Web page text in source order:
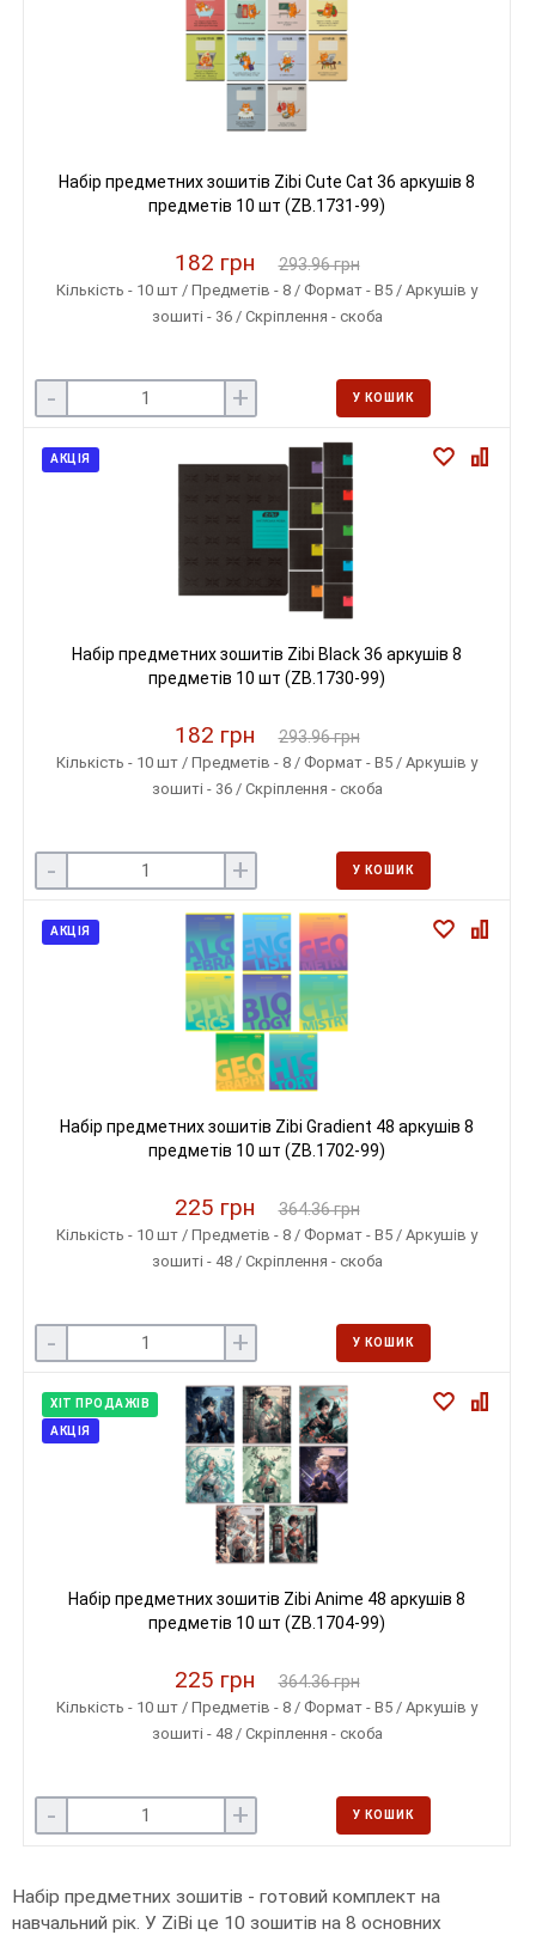
Набір предметних зошитів Zibi Cute Cat 36 аркушів 8
предметів 10 шт (ZB.1731-99)
182 грн 293.96 грн
Кількість - 10 шт / Предметів - 8 / Формат - B5 / Аркушів у
зошиті - 36 / Скріплення - скоба
- + У КОШИК
АКЦІЯ
Набір предметних зошитів Zibi Black 36 аркушів 8
предметів 10 шт (ZB.1730-99)
182 грн 293.96 грн
Кількість - 10 шт / Предметів - 8 / Формат - B5 / Аркушів у
зошиті - 36 / Скріплення - скоба
- + У КОШИК
АКЦІЯ
Набір предметних зошитів Zibi Gradient 48 аркушів 8
предметів 10 шт (ZB.1702-99)
225 грн 364.36 грн
Кількість - 10 шт / Предметів - 8 / Формат - B5 / Аркушів у
зошиті - 48 / Скріплення - скоба
- + У КОШИК
ХІТ ПРОДАЖІВ
АКЦІЯ
Набір предметних зошитів Zibi Anime 48 аркушів 8
предметів 10 шт (ZB.1704-99)
225 грн 364.36 грн
Кількість - 10 шт / Предметів - 8 / Формат - B5 / Аркушів у
зошиті - 48 / Скріплення - скоба
- + У КОШИК
Набір предметних зошитів - готовий комплект на
навчальний рік. У ZiBi це 10 зошитів на 8 основних